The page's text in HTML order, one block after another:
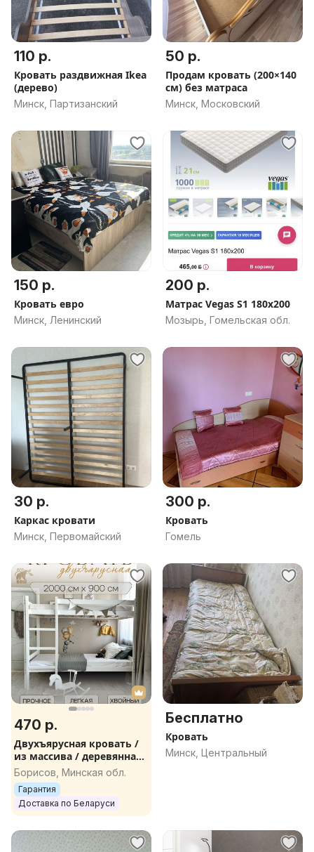
110 р.
Кровать раздвижная Ikea
(дерево)
Минск, Партизанский
50 р.
Продам кровать (200×140
см) без матраса
Минск, Московский
150 р.
Кровать евро
Минск, Ленинский
200 р.
Матрас Vegas S1 180x200
Мозырь, Гомельская обл.
30 р.
Каркас кровати
Минск, Первомайский
300 р.
Кровать
Гомель
470 р.
Двухъярусная кровать /
из массива / деревянная /
доставка
Борисов, Минская обл.
Гарантия
Доставка по Беларуси
Бесплатно
Кровать
Минск, Центральный